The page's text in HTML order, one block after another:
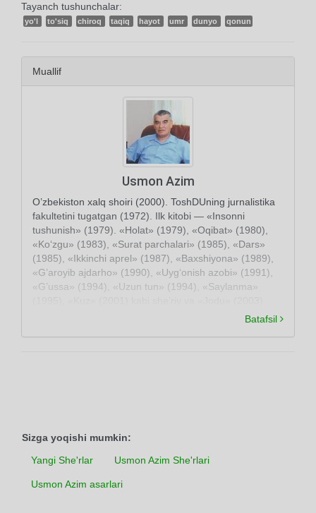
Tayanch tushunchalar:
yo'l to'siq chiroq taqiq hayot umr dunyo qonun
Muallif
Usmon Azim
O’zbekiston xalq shoiri (2000). ToshDUning jurnalistika
fakultetini tugatgan (1972). Ilk kitobi — «Insonni
tushunish» (1979). «Holat» (1979), «Oqibat» (1980),
«Ko‘zgu» (1983), «Surat parchalari» (1985), «Dars»
(1985), «Ikkinchi aprel» (1987), «Baxshiyona» (1989),
«G’aroyib ajdarho» (1990), «Uyg‘onish azobi» (1991),
«G’ussa» (1994), «Uzun tun» (1994), «Saylanma»
nasriy to‘plamlari nashr etilgan. Dramalar ham yozgan
Batafsil
Sizga yoqishi mumkin:
Yangi She'rlar
Usmon Azim She'rlari
Usmon Azim asarlari